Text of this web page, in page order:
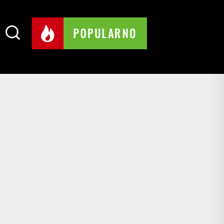
POPULARNO